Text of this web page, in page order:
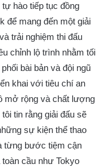
hào tiếp tục đồng
để mang đến một giải
trải nghiệm thi đấu
chỉnh lộ trình nhằm tối
bài bản và đội ngũ
khai với tiêu chí an
mở rộng và chất lượng
tin rằng giải đấu sẽ
sự kiện thể thao
từng bước tiệm cận
cầu như Tokyo